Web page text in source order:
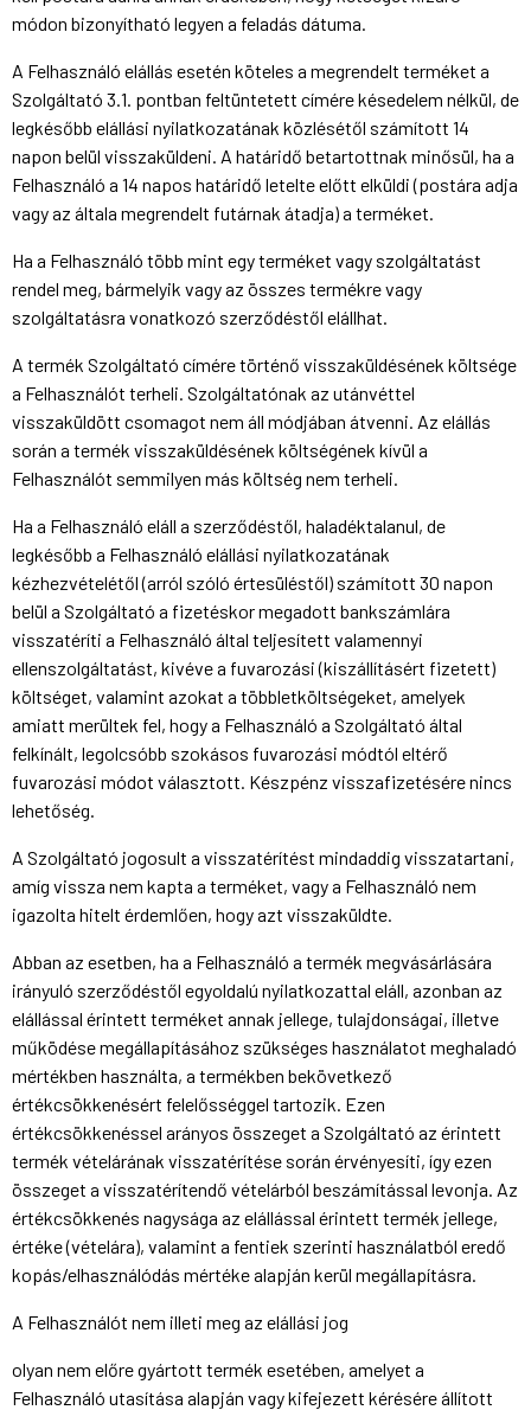
módon bizonyítható legyen a feladás dátuma.
A Felhasználó elállás esetén köteles a megrendelt terméket a
Szolgáltató 3.1. pontban feltüntetett címére késedelem nélkül, de
legkésőbb elállási nyilatkozatának közlésétől számított 14
napon belül visszaküldeni. A határidő betartottnak minősül, ha a
Felhasználó a 14 napos határidő letelte előtt elküldi (postára adja
vagy az általa megrendelt futárnak átadja) a terméket.
Ha a Felhasználó több mint egy terméket vagy szolgáltatást
rendel meg, bármelyik vagy az összes termékre vagy
szolgáltatásra vonatkozó szerződéstől elállhat.
A termék Szolgáltató címére történő visszaküldésének költsége
a Felhasználót terheli. Szolgáltatónak az utánvéttel
visszaküldött csomagot nem áll módjában átvenni. Az elállás
során a termék visszaküldésének költségének kívül a
Felhasználót semmilyen más költség nem terheli.
Ha a Felhasználó eláll a szerződéstől, haladéktalanul, de
legkésőbb a Felhasználó elállási nyilatkozatának
kézhezvételétől (arról szóló értesüléstől) számított 30 napon
belül a Szolgáltató a fizetéskor megadott bankszámlára
visszatéríti a Felhasználó által teljesített valamennyi
ellenszolgáltatást, kivéve a fuvarozási (kiszállításért fizetett)
költséget, valamint azokat a többletköltségeket, amelyek
amiatt merültek fel, hogy a Felhasználó a Szolgáltató által
felkínált, legolcsóbb szokásos fuvarozási módtól eltérő
fuvarozási módot választott. Készpénz visszafizetésére nincs
lehetőség.
A Szolgáltató jogosult a visszatérítést mindaddig visszatartani,
amíg vissza nem kapta a terméket, vagy a Felhasználó nem
igazolta hitelt érdemlően, hogy azt visszaküldte.
Abban az esetben, ha a Felhasználó a termék megvásárlására
irányuló szerződéstől egyoldalú nyilatkozattal eláll, azonban az
elállással érintett terméket annak jellege, tulajdonságai, illetve
működése megállapításához szükséges használatot meghaladó
mértékben használta, a termékben bekövetkező
értékcsökkenésért felelősséggel tartozik. Ezen
értékcsökkenéssel arányos összeget a Szolgáltató az érintett
termék vételárának visszatérítése során érvényesíti, így ezen
összeget a visszatérítendő vételárból beszámítással levonja. Az
értékcsökkenés nagysága az elállással érintett termék jellege,
értéke (vételára), valamint a fentiek szerinti használatból eredő
kopás/elhasználódás mértéke alapján kerül megállapításra.
A Felhasználót nem illeti meg az elállási jog
olyan nem előre gyártott termék esetében, amelyet a
Felhasználó utasítása alapján vagy kifejezett kérésére állított